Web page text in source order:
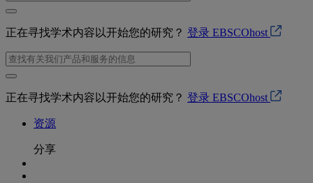
正在寻找学术内容以开始您的研究？ 登录 EBSCOhost
正在寻找学术内容以开始您的研究？ 登录 EBSCOhost
资源
分享